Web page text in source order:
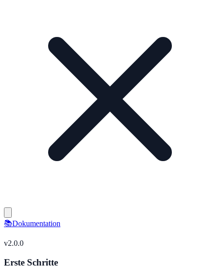
📚Dokumentation
v2.0.0
Erste Schritte